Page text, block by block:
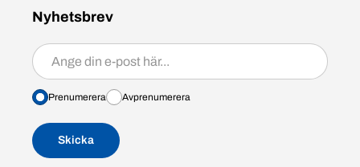
Nyhetsbrev
Prenumerera/avprenumerera
Prenumerera Avprenumerera
Skicka